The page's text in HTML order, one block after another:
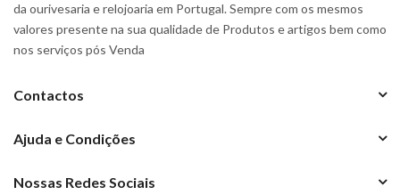
da ourivesaria e relojoaria em Portugal. Sempre com os mesmos
valores presente na sua qualidade de Produtos e artigos bem como
nos serviços pós Venda
Contactos
Ajuda e Condições
Nossas Redes Sociais